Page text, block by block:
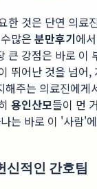
한 것은 단연 의료
많은 분만후기에
큰 강점은 바로 이
뛰어난 것을 넘어,
해주는 의료진에게
용인산모들이 먼
는 바로 이 '사람'
신적인 간호팀